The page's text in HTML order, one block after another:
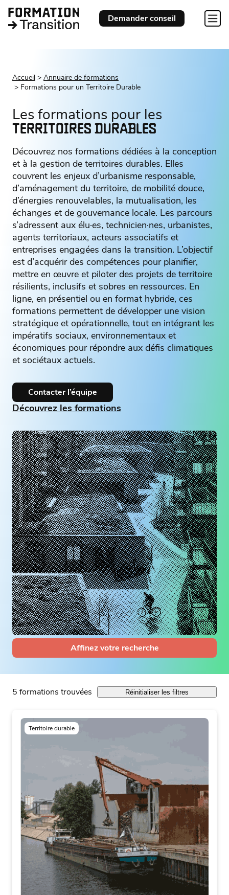
Demander conseil
Accueil
Annuaire de formations
Formations pour un Territoire Durable
Les formations pour les
TERRITOIRES DURABLES
Découvrez nos formations dédiées à la conception
et à la gestion de territoires durables. Elles
couvrent les enjeux d’urbanisme responsable,
d’aménagement du territoire, de mobilité douce,
d’énergies renouvelables, la mutualisation, les
échanges et de gouvernance locale. Les parcours
s’adressent aux élu·es, technicien·nes, urbanistes,
agents territoriaux, acteurs associatifs et
entreprises engagées dans la transition. L’objectif
est d’acquérir des compétences pour planifier,
mettre en œuvre et piloter des projets de territoire
résilients, inclusifs et sobres en ressources. En
ligne, en présentiel ou en format hybride, ces
formations permettent de développer une vision
stratégique et opérationnelle, tout en intégrant les
impératifs sociaux, environnementaux et
économiques pour répondre aux défis climatiques
et sociétaux actuels.
Contacter l’équipe
Découvrez les formations
Affinez votre recherche
5 formations trouvées Réinitialiser les filtres
Territoire durable